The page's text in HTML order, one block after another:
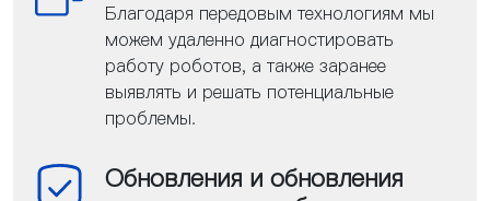
Благодаря передовым технологиям мы
можем удаленно диагностировать
работу роботов, а также заранее
выявлять и решать потенциальные
проблемы.
Обновления и обновления